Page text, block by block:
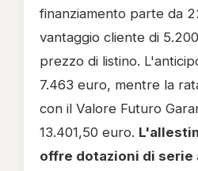
finanziamento parte da
vantaggio cliente di
prezzo di listino.
7.463 euro, mentre la
con il Valore Futuro
13.401,50 euro.
offre dotazioni di serie